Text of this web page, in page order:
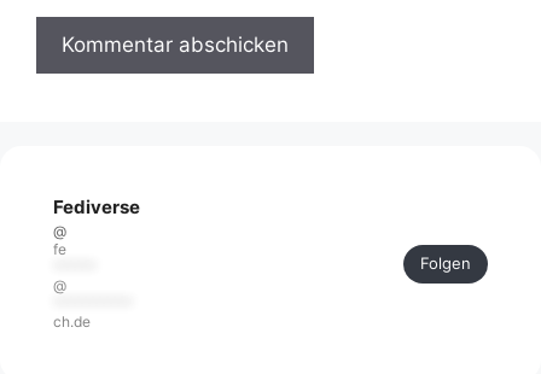
Fediverse
@
fe
@
ch.de
Folgen